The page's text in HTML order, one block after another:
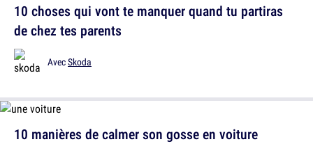
10 manières de calmer son gosse en voiture
10 choses qui vont te manquer quand tu partiras
de chez tes parents
AvecSkoda